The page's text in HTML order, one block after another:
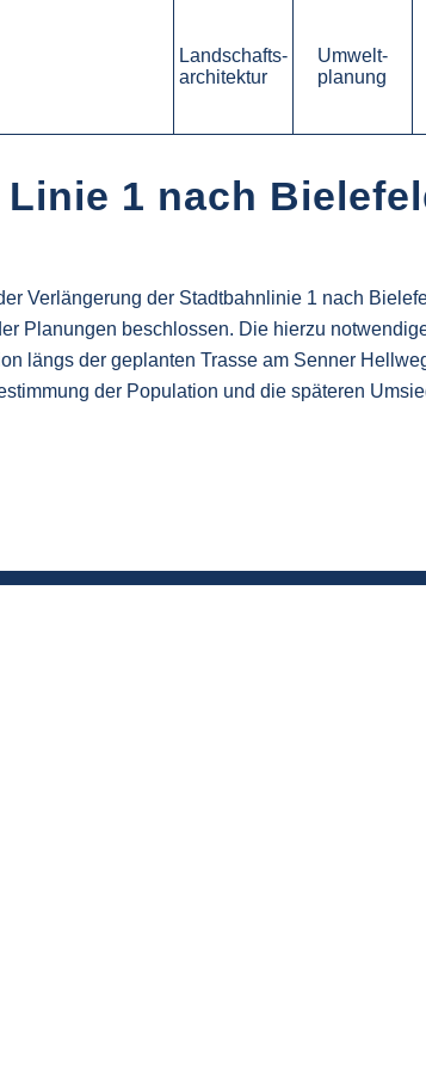
Landschafts-
architektur
Umwelt-
planung
1 nach
Verlängerung der Stadtbahnlinie 1 nach
Planungen beschlossen. Die hierzu
längs der geplanten Trasse am Senner
der Population und die späteren